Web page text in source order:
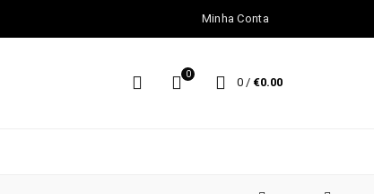
Minha Conta
0
0 / €0.00